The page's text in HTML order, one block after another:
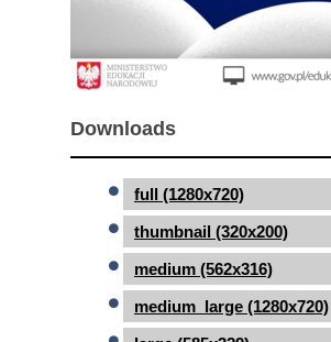
Downloads
full (1280x720)
thumbnail (320x200)
medium (562x316)
medium_large (1280x720)